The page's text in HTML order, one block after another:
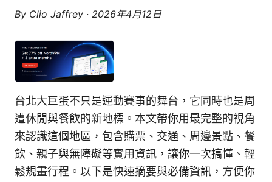
By Clio Jaffrey · 2026年4月12日
台北大巨蛋不只是運動賽事的舞台，它同時也是周
遭休閒與餐飲的新地標。本文帶你用最完整的視角
來認識這個地區，包含購票、交通、周邊景點、餐
飲、親子與無障礙等實用資訊，讓你一次搞懂、輕
鬆規畫行程。以下是快速摘要與必備資訊，方便你